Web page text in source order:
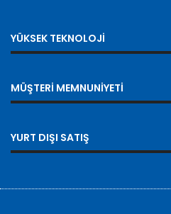
YÜKSEK TEKNOLOJI
MÜŞTERI MEMNUNIYETI
YURT DIŞI SATIŞ